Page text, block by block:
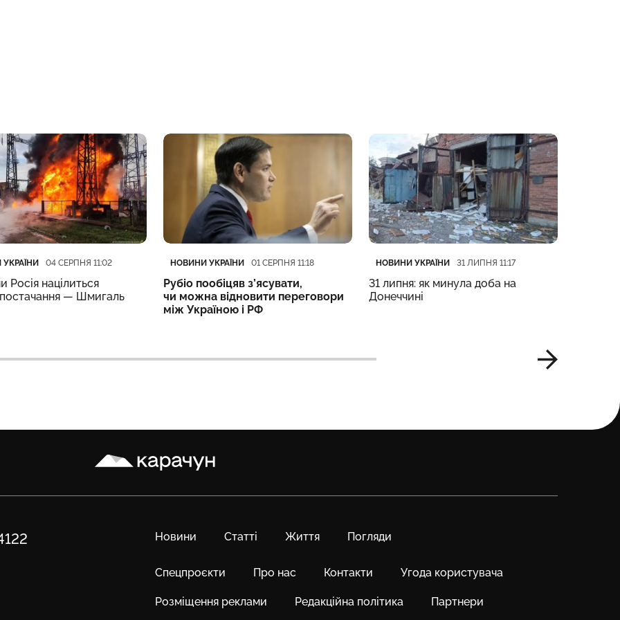
04 СЕРПНЯ 11:02
Росія націлиться
— Шмигаль
Категорія
НОВИНИ УКРАЇНИ
Дата публікації 01 СЕРПНЯ 11:18
Рубіо пообіцяв з’ясувати,
чи можна відновити переговори
між Україною і РФ
Категорія
НОВИНИ УКРАЇНИ
Дата публікації 31 ЛИПНЯ 11:17
31 липня: як минула доба на
Донеччині
Карачун
Новини Статті Життя Погляди
Спецпроєкти Про нас Контакти Угода користувача
Розміщення реклами Редакційна політика Партнери